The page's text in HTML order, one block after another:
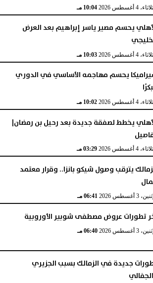
4 أغسطس 2026 10:04 مـ
يحسم مصير ياسر إبراهيم بعد العرض
4 أغسطس 2026 10:03 مـ
يحسم مهاجمه الأساسي في الدوري
4 أغسطس 2026 10:02 مـ
يخطط لصفقة جديدة بعد رحيل بن رمضان|
4 أغسطس 2026 03:29 مـ
يترقب وصول شيكو بانزا.. وقرار معتمد
3 أغسطس 2026 06:41 مـ
تطورات عروض مصطفى شوبير الأوروبية
3 أغسطس 2026 06:40 مـ
جديدة في الزمالك بسبب الجزيري